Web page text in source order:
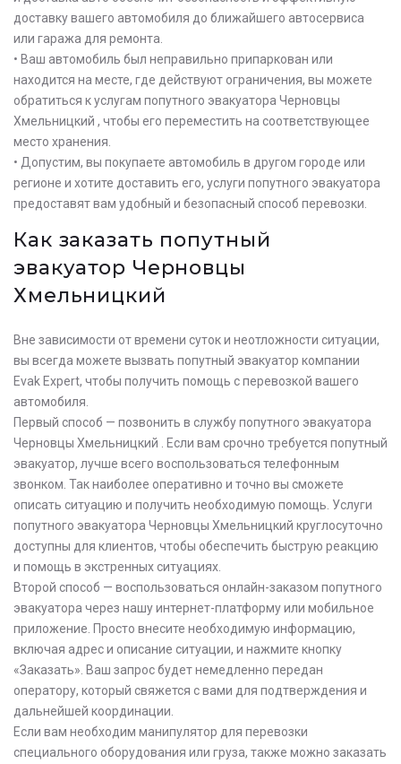
доставку вашего автомобиля до ближайшего автосервиса
или гаража для ремонта.
• Ваш автомобиль был неправильно припаркован или
находится на месте, где действуют ограничения, вы можете
обратиться к услугам попутного эвакуатора Черновцы
Хмельницкий , чтобы его переместить на соответствующее
место хранения.
• Допустим, вы покупаете автомобиль в другом городе или
регионе и хотите доставить его, услуги попутного эвакуатора
предоставят вам удобный и безопасный способ перевозки.
Как заказать попутный
эвакуатор Черновцы
Хмельницкий
Вне зависимости от времени суток и неотложности ситуации,
вы всегда можете вызвать попутный эвакуатор компании
Evak Expert, чтобы получить помощь с перевозкой вашего
автомобиля.
Первый способ — позвонить в службу попутного эвакуатора
Черновцы Хмельницкий . Если вам срочно требуется попутный
эвакуатор, лучше всего воспользоваться телефонным
звонком. Так наиболее оперативно и точно вы сможете
описать ситуацию и получить необходимую помощь. Услуги
попутного эвакуатора Черновцы Хмельницкий круглосуточно
доступны для клиентов, чтобы обеспечить быструю реакцию
и помощь в экстренных ситуациях.
Второй способ — воспользоваться онлайн-заказом попутного
эвакуатора через нашу интернет-платформу или мобильное
приложение. Просто внесите необходимую информацию,
включая адрес и описание ситуации, и нажмите кнопку
«Заказать». Ваш запрос будет немедленно передан
оператору, который свяжется с вами для подтверждения и
дальнейшей координации.
Если вам необходим манипулятор для перевозки
специального оборудования или груза, также можно заказать